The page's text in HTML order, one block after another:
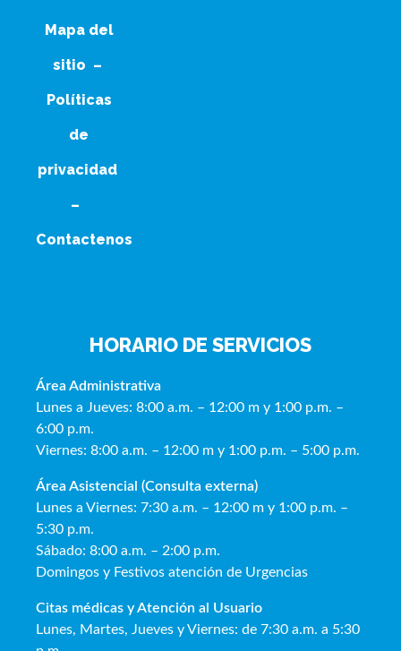
Mapa del
sitio –
Políticas
de
privacidad
–
Contactenos
HORARIO DE SERVICIOS
Área Administrativa
Lunes a Jueves: 8:00 a.m. – 12:00 m y 1:00 p.m. –
6:00 p.m.
Viernes: 8:00 a.m. – 12:00 m y 1:00 p.m. – 5:00 p.m.
Área Asistencial (Consulta externa)
Lunes a Viernes: 7:30 a.m. – 12:00 m y 1:00 p.m. –
5:30 p.m.
Sábado: 8:00 a.m. – 2:00 p.m.
Domingos y Festivos atención de Urgencias
Citas médicas y Atención al Usuario
Lunes, Martes, Jueves y Viernes: de 7:30 a.m. a 5:30